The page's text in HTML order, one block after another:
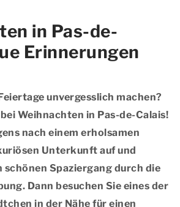
in Pas-de-
Erinnerungen
unvergesslich machen?
Weihnachten in Pas-de-Calais!
nach einem erholsamen
Unterkunft auf und
schönen Spaziergang durch die
Dann besuchen Sie eines der
in der Nähe für einen